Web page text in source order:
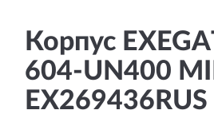
Корпус
604-UN400
EX269436RUS